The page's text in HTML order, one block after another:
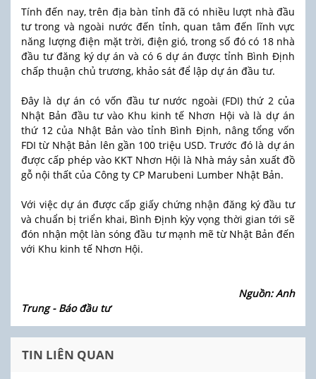
Tính đến nay, trên địa bàn tỉnh đã có nhiều lượt nhà đầu
tư trong và ngoài nước đến tỉnh, quan tâm đến lĩnh vực
năng lượng điện mặt trời, điện gió, trong số đó có 18 nhà
đầu tư đăng ký dự án và có 6 dự án được tỉnh Bình Định
chấp thuận chủ trương, khảo sát để lập dự án đầu tư.
Đây là dự án có vốn đầu tư nước ngoài (FDI) thứ 2 của
Nhật Bản đầu tư vào Khu kinh tế Nhơn Hội và là dự án
thứ 12 của Nhật Bản vào tỉnh Bình Định, nâng tổng vốn
FDI từ Nhật Bản lên gần 100 triệu USD. Trước đó là dự án
được cấp phép vào KKT Nhơn Hội là Nhà máy sản xuất đồ
gỗ nội thất của Công ty CP Marubeni Lumber Nhật Bản.
Với việc dự án được cấp giấy chứng nhận đăng ký đầu tư
và chuẩn bị triển khai, Bình Định kỳy vọng thời gian tới sẽ
đón nhận một làn sóng đầu tư mạnh mẽ từ Nhật Bản đến
với Khu kinh tế Nhơn Hội.
Nguồn: Anh
Trung - Báo đầu tư
TIN LIÊN QUAN